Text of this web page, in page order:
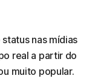
nas mídias
real a partir do
muito popular.